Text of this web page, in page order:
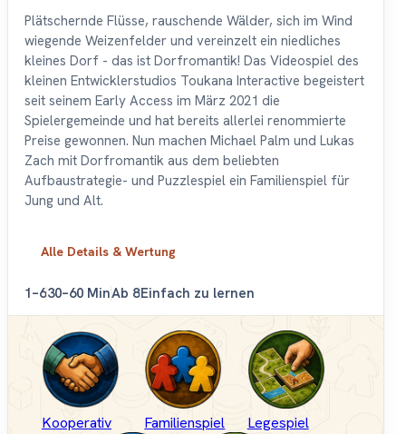
Plätschernde Flüsse, rauschende Wälder, sich im Wind
wiegende Weizenfelder und vereinzelt ein niedliches
kleines Dorf - das ist Dorfromantik! Das Videospiel des
kleinen Entwicklerstudios Toukana Interactive begeistert
seit seinem Early Access im März 2021 die
Spielergemeinde und hat bereits allerlei renommierte
Preise gewonnen. Nun machen Michael Palm und Lukas
Zach mit Dorfromantik aus dem beliebten
Aufbaustrategie- und Puzzlespiel ein Familienspiel für
Jung und Alt.
Alle Details & Wertung
1–630–60 MinAb 8Einfach zu lernen
Kooperativ Familienspiel Legespiel